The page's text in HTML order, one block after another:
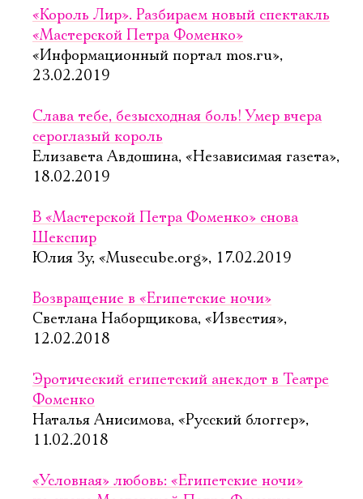
«Король Лир». Разбираем новый спектакль
«Мастерской Петра Фоменко»
«Информационный портал mos.ru»,
23.02.2019
Слава тебе, безысходная боль! Умер вчера
сероглазый король
Елизавета Авдошина, «Независимая газета»,
18.02.2019
В «Мастерской Петра Фоменко» снова
Шекспир
Юлия Зу, «Musecube.org», 17.02.2019
Возвращение в «Египетские ночи»
Светлана Наборщикова, «Известия»,
12.02.2018
Эротический египетский анекдот в Театре
Фоменко
Наталья Анисимова, «Русский блоггер»,
11.02.2018
«Условная» любовь: «Египетские ночи»